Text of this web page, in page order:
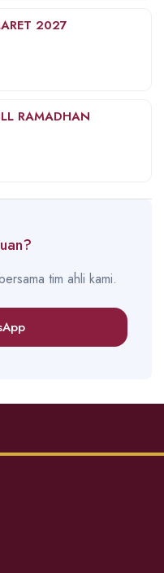
2027
RAMADHAN
tim ahli kami.